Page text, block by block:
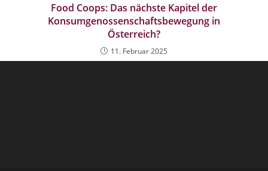
Food Coops: Das nächste Kapitel der
Konsumgenossenschaftsbewegung in
Österreich?
11. Februar 2025